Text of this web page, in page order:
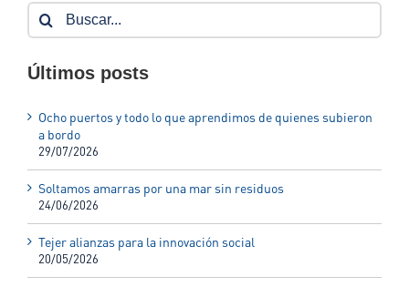
Buscar:
Últimos posts
Ocho puertos y todo lo que aprendimos de quienes subieron
a bordo
29/07/2026
Soltamos amarras por una mar sin residuos
24/06/2026
Tejer alianzas para la innovación social
20/05/2026